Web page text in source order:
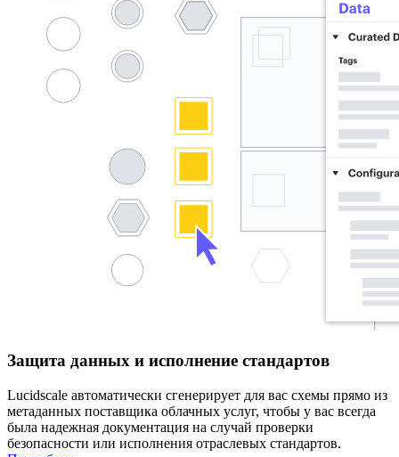
Защита данных и исполнение стандартов
Lucidscale автоматически сгенерирует для вас схемы прямо из
метаданных поставщика облачных услуг, чтобы у вас всегда
была надежная документация на случай проверки
безопасности или исполнения отраслевых стандартов.